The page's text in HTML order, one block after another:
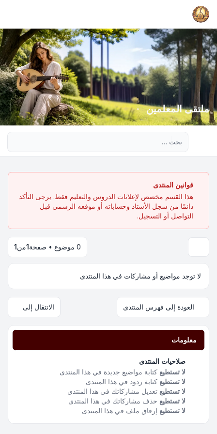
ملتقى المعلمين
قوانين المنتدى
هذا القسم مخصص لإعلانات الدروس والتعليم فقط. يرجى التأكد
دائمًا من سجل الأستاذ وحساباته أو موقعه الرسمي قبل
التواصل أو التسجيل.
0 موضوع • صفحة 1من1
لا توجد مواضيع أو مشاركات في هذا المنتدى
العودة إلى فهرس المنتدى الانتقال إلى
معلومات
صلاحيات المنتدى
لا تستطيع كتابة مواضيع جديدة في هذا المنتدى
لا تستطيع كتابة ردود في هذا المنتدى
لا تستطيع تعديل مشاركاتك في هذا المنتدى
لا تستطيع حذف مشاركاتك في هذا المنتدى
لا تستطيع إرفاق ملف في هذا المنتدى